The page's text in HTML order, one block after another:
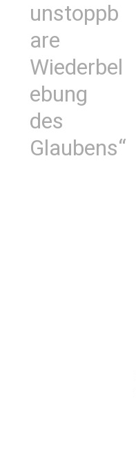
unstoppb
are
Wiederbel
ebung
des
Glaubens“